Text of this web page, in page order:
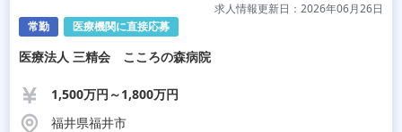
常勤 医療機関に直接応募
求人情報更新日：2026年06月26日
医療法人 三精会 こころの森病院
1,500万円～1,800万円
福井県福井市